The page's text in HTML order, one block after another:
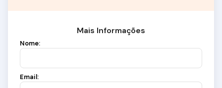
Mais Informações
Nome:
Email: